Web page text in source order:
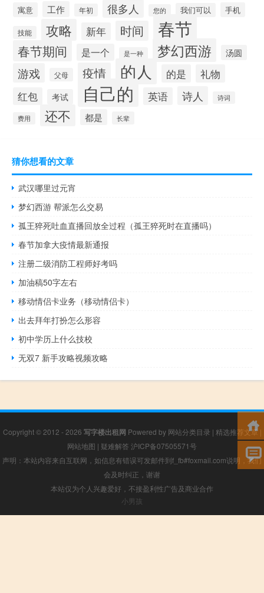
寓意 工作 年初 很多人 您的 我们可以 手机
技能 攻略 新年 时间 春节
春节期间 是一个 是一种 梦幻西游 汤圆
游戏 父母 疫情 的人 的是 礼物
红包 考试 自己的 英语 诗人 诗词
费用 还不 都是 长辈
猜你想看的文章
武汉哪里过元宵
梦幻西游 帮派怎么交易
孤王猝死吐血直播回放全过程（孤王猝死时在直播吗）
春节加拿大疫情最新通报
注册二级消防工程师好考吗
加油稿50字左右
移动情侣卡业务（移动情侣卡）
出去拜年打扮怎么形容
初中学历上什么技校
无双7 新手攻略视频攻略
Copyright © 2012 - 2026 写字楼出租网 Powered by 网站分类目录 | 精选推荐文章|
网站地图 | 疑难解答 沪ICP备07505571号
声明：本站内容来自互联网，如信息有错误可发邮件到f_fb#foxmail.com说明，我们
会及时纠正，谢谢
本站仅为个人兴趣爱好，不接盈利性广告及商业合作
小男孩